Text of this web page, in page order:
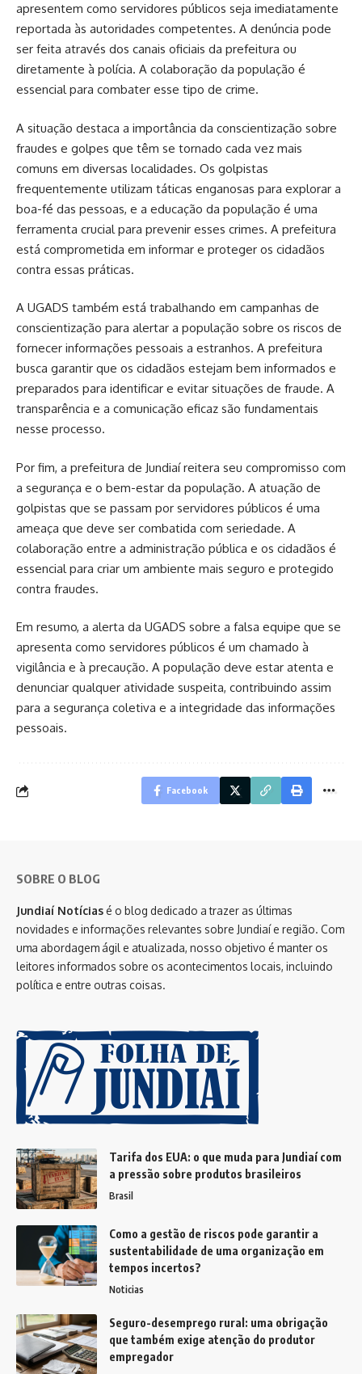
apresentem como servidores públicos seja imediatamente
reportada às autoridades competentes. A denúncia pode
ser feita através dos canais oficiais da prefeitura ou
diretamente à polícia. A colaboração da população é
essencial para combater esse tipo de crime.
A situação destaca a importância da conscientização sobre
fraudes e golpes que têm se tornado cada vez mais
comuns em diversas localidades. Os golpistas
frequentemente utilizam táticas enganosas para explorar a
boa-fé das pessoas, e a educação da população é uma
ferramenta crucial para prevenir esses crimes. A prefeitura
está comprometida em informar e proteger os cidadãos
contra essas práticas.
A UGADS também está trabalhando em campanhas de
conscientização para alertar a população sobre os riscos de
fornecer informações pessoais a estranhos. A prefeitura
busca garantir que os cidadãos estejam bem informados e
preparados para identificar e evitar situações de fraude. A
transparência e a comunicação eficaz são fundamentais
nesse processo.
Por fim, a prefeitura de Jundiaí reitera seu compromisso com
a segurança e o bem-estar da população. A atuação de
golpistas que se passam por servidores públicos é uma
ameaça que deve ser combatida com seriedade. A
colaboração entre a administração pública e os cidadãos é
essencial para criar um ambiente mais seguro e protegido
contra fraudes.
Em resumo, a alerta da UGADS sobre a falsa equipe que se
apresenta como servidores públicos é um chamado à
vigilância e à precaução. A população deve estar atenta e
denunciar qualquer atividade suspeita, contribuindo assim
para a segurança coletiva e a integridade das informações
pessoais.
Facebook
SOBRE O BLOG
Jundiaí Notícias é o blog dedicado a trazer as últimas
novidades e informações relevantes sobre Jundiaí e região. Com
uma abordagem ágil e atualizada, nosso objetivo é manter os
leitores informados sobre os acontecimentos locais, incluindo
política e entre outras coisas.
Tarifa dos EUA: o que muda para Jundiaí com
a pressão sobre produtos brasileiros
Brasil
Como a gestão de riscos pode garantir a
sustentabilidade de uma organização em
tempos incertos?
Noticias
Seguro-desemprego rural: uma obrigação
que também exige atenção do produtor
empregador